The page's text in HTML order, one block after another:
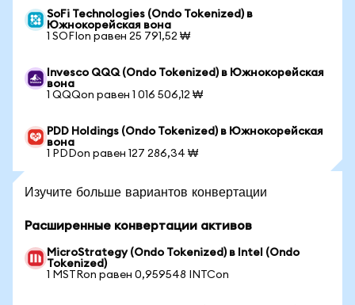
SoFi Technologies (Ondo Tokenized) в
Южнокорейская вона
1 SOFIon равен 25 791,52 ₩
Invesco QQQ (Ondo Tokenized) в Южнокорейская
вона
1 QQQon равен 1 016 506,12 ₩
PDD Holdings (Ondo Tokenized) в Южнокорейская
вона
1 PDDon равен 127 286,34 ₩
Изучите больше вариантов конвертации
Расширенные конвертации активов
MicroStrategy (Ondo Tokenized) в Intel (Ondo
Tokenized)
1 MSTRon равен 0,959548 INTCon